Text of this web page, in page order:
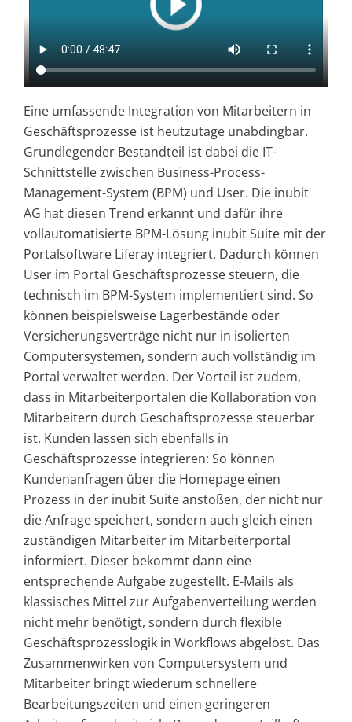
Eine umfassende Integration von Mitarbeitern in
Geschäftsprozesse ist heutzutage unabdingbar.
Grundlegender Bestandteil ist dabei die IT-
Schnittstelle zwischen Business-Process-
Management-System (BPM) und User. Die inubit
AG hat diesen Trend erkannt und dafür ihre
vollautomatisierte BPM-Lösung inubit Suite mit der
Portalsoftware Liferay integriert. Dadurch können
User im Portal Geschäftsprozesse steuern, die
technisch im BPM-System implementiert sind. So
können beispielsweise Lagerbestände oder
Versicherungsverträge nicht nur in isolierten
Computersystemen, sondern auch vollständig im
Portal verwaltet werden. Der Vorteil ist zudem,
dass in Mitarbeiterportalen die Kollaboration von
Mitarbeitern durch Geschäftsprozesse steuerbar
ist. Kunden lassen sich ebenfalls in
Geschäftsprozesse integrieren: So können
Kundenanfragen über die Homepage einen
Prozess in der inubit Suite anstoßen, der nicht nur
die Anfrage speichert, sondern auch gleich einen
zuständigen Mitarbeiter im Mitarbeiterportal
informiert. Dieser bekommt dann eine
entsprechende Aufgabe zugestellt. E-Mails als
klassisches Mittel zur Aufgabenverteilung werden
nicht mehr benötigt, sondern durch flexible
Geschäftsprozesslogik in Workflows abgelöst. Das
Zusammenwirken von Computersystem und
Mitarbeiter bringt wiederum schnellere
Bearbeitungszeiten und einen geringeren